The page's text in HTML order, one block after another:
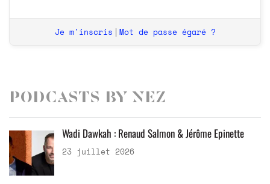
Je m'inscris | Mot de passe égaré ?
Podcasts by Nez
Wadi Dawkah : Renaud Salmon & Jérôme Epinette
23 juillet 2026